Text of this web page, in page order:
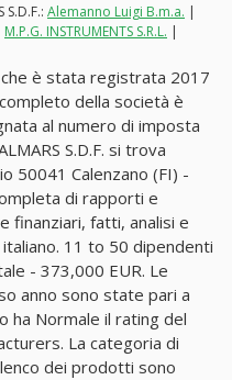
Alemanno Luigi B.m.a. |
M.P.G. INSTRUMENTS S.R.L. |
è stata registrata 2017
della società è
al numero di imposta
S.D.F. si trova
50041 Calenzano (FI) -
di rapporti e
finanziari, fatti, analisi e
11 to 50 dipendenti
- 373,000 EUR. Le
anno sono state pari a
ha Normale il rating del
La categoria di
dei prodotti sono